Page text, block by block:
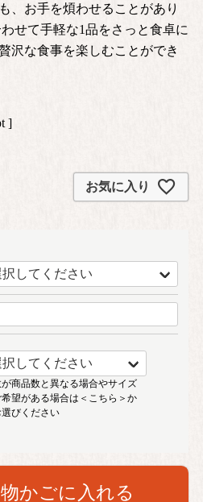
、お手を煩わせることがあり
せて手軽な1品をさっと食卓に
沢な食事を楽しむことができ
]
お気に入り
かごに入れる
商品数と異なる場合やサイズ
希望がある場合は ＜こちら＞か
選びください